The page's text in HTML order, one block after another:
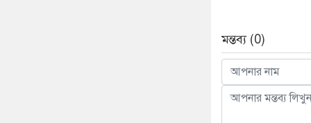
মন্তব্য (0)